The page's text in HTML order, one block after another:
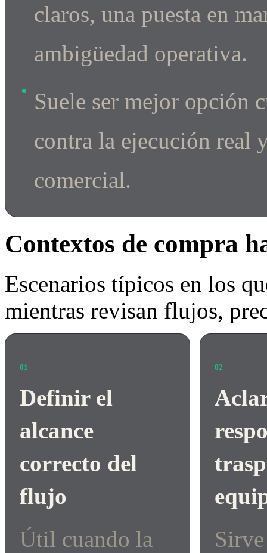
claros, una puesta en
ambigüedad operativa.
Suele ser mejor opción
contra la ejecución real
comercial.
Contextos de compra
Escenarios típicos en los
mientras revisan flujos,
01
Definir el
alcance
correcto del
flujo
Útil cuando la
02